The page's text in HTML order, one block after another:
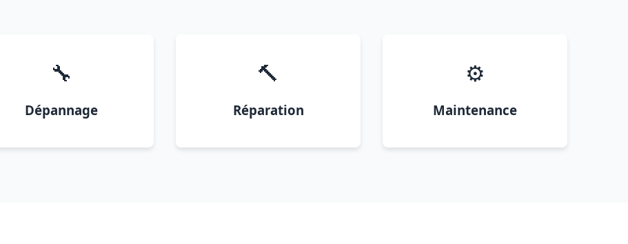
🔧
Dépannage
🔨
Réparation
⚙️
Maintenance